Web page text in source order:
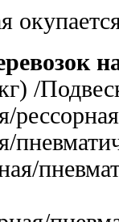
/
рессорная